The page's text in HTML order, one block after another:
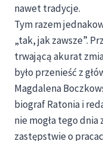
nawet tradycje.
Tym razem
„tak, jak zawsze”.
trwającą akurat
było przenieść z
Magdalena
biograf Ratonia i
nie mogła tego dnia
zastępstwie o